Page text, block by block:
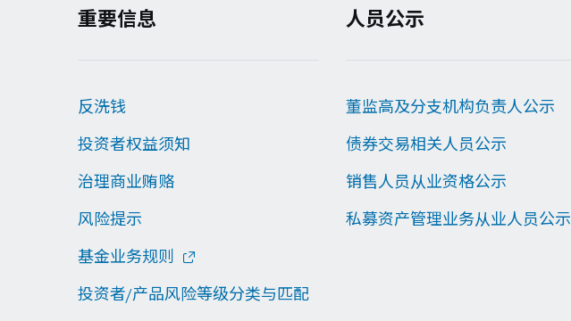
重要信息
反洗钱
投资者权益须知
治理商业贿赂
风险提示
基金业务规则
投资者/产品风险等级分类与匹配
人员公示
董监高及分支机构负责人公示
债券交易相关人员公示
销售人员从业资格公示
私募资产管理业务从业人员公示